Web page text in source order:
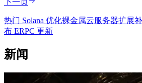
热门 Solana 优化裸金属云服务器扩展
布 ERPC 更新
新闻